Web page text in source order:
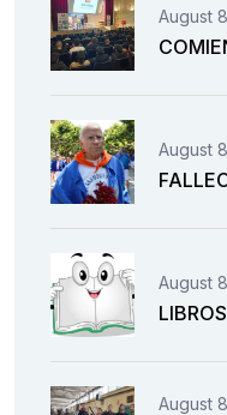
August
August
August
August